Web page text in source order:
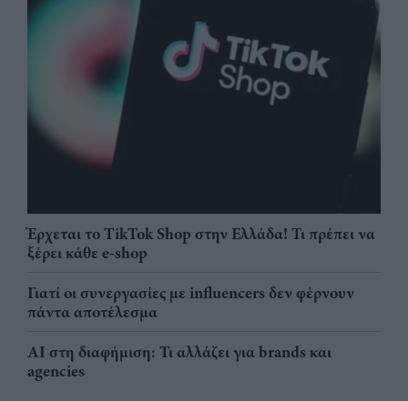
Έρχεται το TikTok Shop στην Ελλάδα! Τι πρέπει να
ξέρει κάθε e-shop
Γιατί οι συνεργασίες με influencers δεν φέρνουν
πάντα αποτέλεσμα
AI στη διαφήμιση: Τι αλλάζει για brands και
agencies